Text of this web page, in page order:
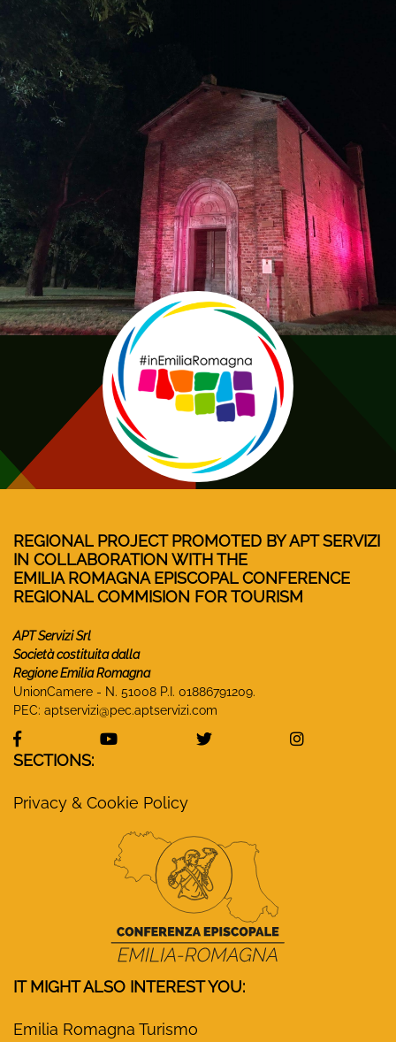
REGIONAL PROJECT PROMOTED BY APT SERVIZI
IN COLLABORATION WITH THE
EMILIA ROMAGNA EPISCOPAL CONFERENCE
REGIONAL COMMISION FOR TOURISM
APT Servizi Srl
Società costituita dalla
Regione Emilia Romagna
UnionCamere - N. 51008 P.I. 01886791209.
PEC: aptservizi@pec.aptservizi.com
visit Monasteri Emilia-Romagna Facebook profile
visit Monasteri Emilia-Romagna
visit Monasteri Emilia-
visit
SECTIONS:
Privacy & Cookie Policy
IT MIGHT ALSO INTEREST YOU:
Emilia Romagna Turismo